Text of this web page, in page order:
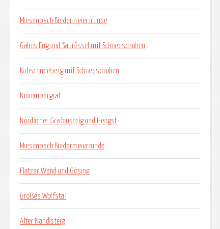
Miesenbach Biedermeierrrunde
Gahns Eng und Saurüssel mit Schneeschuhen
Kuhschneeberg mit Schneeschuhen
Novembergrat
Nördlicher Grafensteig und Hengst
Miesenbach Biedermeierrunde
Flatzer Wand und Gösing
Großes Wolfstal
Alter Nandlsteig